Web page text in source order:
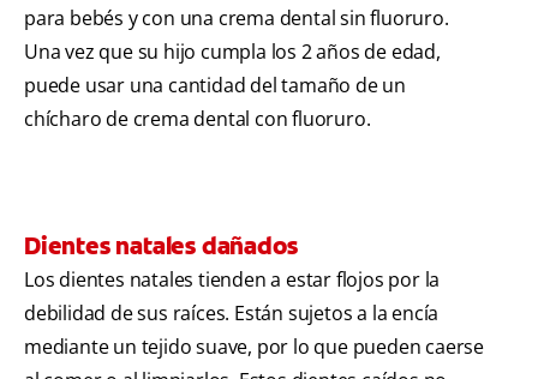
para bebés y con una crema dental sin fluoruro.
Una vez que su hijo cumpla los 2 años de edad,
puede usar una cantidad del tamaño de un
chícharo de crema dental con fluoruro.
Dientes natales dañados
Los dientes natales tienden a estar flojos por la
debilidad de sus raíces. Están sujetos a la encía
mediante un tejido suave, por lo que pueden caerse